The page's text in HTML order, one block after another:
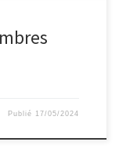
Publié 17/05/2024